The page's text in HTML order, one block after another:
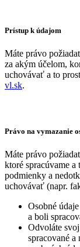
Prístup k údajom
Máte právo
za akým účelom,
uchovávať a to
vl.sk.
Právo na vymazanie
Máte právo
ktoré spracúvame a
podmienky a
uchovávať (napr.
Osobné
a boli
Odvoláte
spracované